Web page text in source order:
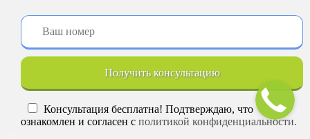
Получить консультацию
Консультация бесплатна! Подтверждаю, что
ознакомлен и согласен с политикой конфиденциальности.